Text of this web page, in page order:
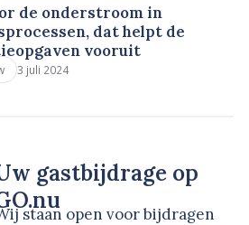
de onderstroom in
dat helpt de
vooruit
3 juli 2024
gastbijdrage op
staan open voor bijdragen